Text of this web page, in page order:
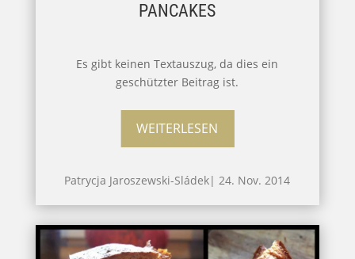
PANCAKES
Es gibt keinen Textauszug, da dies ein
geschützter Beitrag ist.
WEITERLESEN
Patrycja Jaroszewski-Sládek|24. Nov. 2014